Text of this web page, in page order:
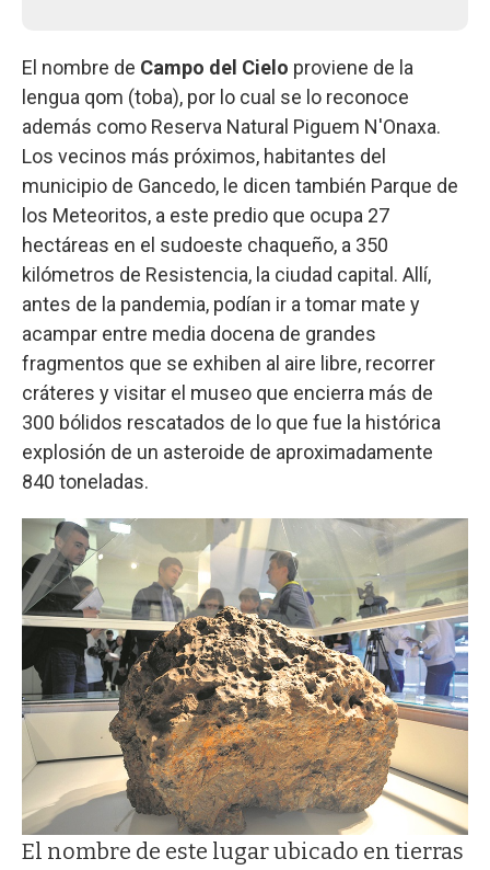
El nombre de Campo del Cielo proviene de la
lengua qom (toba), por lo cual se lo reconoce
además como Reserva Natural Piguem N'Onaxa.
Los vecinos más próximos, habitantes del
municipio de Gancedo, le dicen también Parque de
los Meteoritos, a este predio que ocupa 27
hectáreas en el sudoeste chaqueño, a 350
kilómetros de Resistencia, la ciudad capital. Allí,
antes de la pandemia, podían ir a tomar mate y
acampar entre media docena de grandes
fragmentos que se exhiben al aire libre, recorrer
cráteres y visitar el museo que encierra más de
300 bólidos rescatados de lo que fue la histórica
explosión de un asteroide de aproximadamente
840 toneladas.
El nombre de este lugar ubicado en tierras